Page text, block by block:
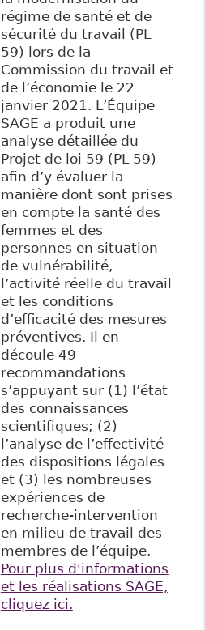
régime de santé et de
sécurité du travail (PL
59) lors de la
Commission du travail et
de l’économie le 22
janvier 2021. L’Équipe
SAGE a produit une
analyse détaillée du
Projet de loi 59 (PL 59)
afin d’y évaluer la
manière dont sont prises
en compte la santé des
femmes et des
personnes en situation
de vulnérabilité,
l’activité réelle du travail
et les conditions
d’efficacité des mesures
préventives. Il en
découle 49
recommandations
s’appuyant sur (1) l’état
des connaissances
scientifiques; (2)
l’analyse de l’effectivité
des dispositions légales
et (3) les nombreuses
expériences de
recherche-intervention
en milieu de travail des
membres de l’équipe.
Pour plus d'informations
et les réalisations SAGE,
cliquez ici.